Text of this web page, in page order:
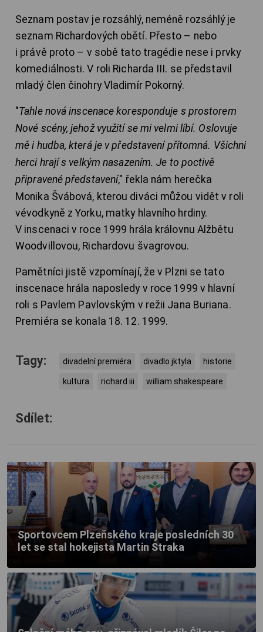
Seznam postav je rozsáhlý, neméně rozsáhlý je
seznam Richardových obětí. Přesto – nebo
i právě proto – v sobě tato tragédie nese i prvky
komediálnosti. V roli Richarda III. se představil
mladý člen činohry Vladimír Pokorný.
"Tahle nová inscenace koresponduje s prostorem
Nové scény, jehož využití se mi velmi líbí. Oslovuje
mě i hudba, která je v představení přítomná. Všichni
herci hrají s velkým nasazením. Je to poctivě
připravené představení," řekla nám herečka
Monika Švábová, kterou diváci můžou vidět v roli
vévodkyně z Yorku, matky hlavního hrdiny.
V inscenaci v roce 1999 hrála královnu Alžbětu
Woodvillovou, Richardovu švagrovou.
Pamětníci jistě vzpomínají, že v Plzni se tato
inscenace hrála naposledy v roce 1999 v hlavní
roli s Pavlem Pavlovským v režii Jana Buriana.
Premiéra se konala 18. 12. 1999.
Tagy: divadelní premiéra divadlo jktyla historie
kultura richard iii william shakespeare
Sdílet:
Sportovcem Plzeňského kraje posledních 30
let se stal hokejista Martin Straka